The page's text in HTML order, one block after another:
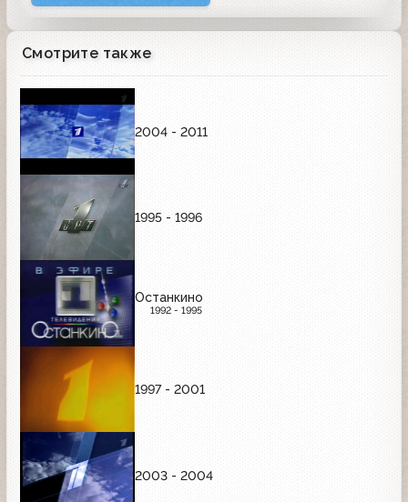
Смотрите также
2004 - 2011
1995 - 1996
Останкино
1992 - 1995
1997 - 2001
2003 - 2004